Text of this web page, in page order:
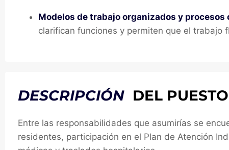
Modelos de trabajo organizados y procesos
clarifican funciones y permiten que el trabajo
DESCRIPCIÓN DEL PUESTO
Entre las responsabilidades que asumirías se
residentes, participación en el Plan de Atención